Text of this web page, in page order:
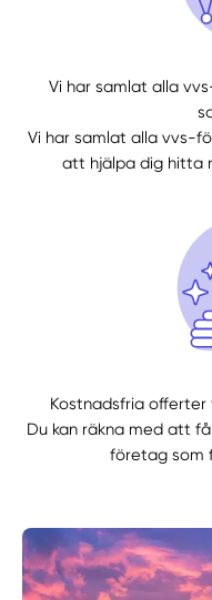
Vi har samlat alla
Vi har samlat alla vvs-
att hjälpa dig hitta
Kostnadsfria offerter
Du kan räkna med att
företag som